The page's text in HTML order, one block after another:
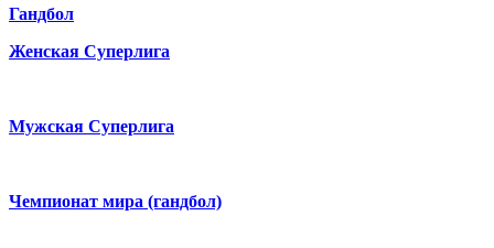
Гандбол
Женская Суперлига
Мужская Суперлига
Чемпионат мира (гандбол)